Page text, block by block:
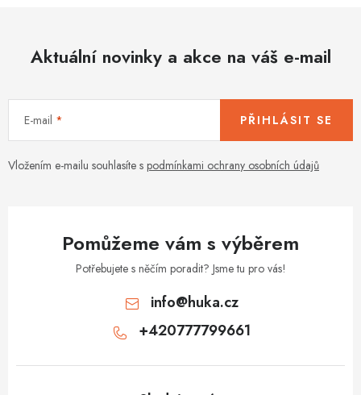
í
r
v
Aktuální novinky a akce na váš e-mail
E-mail
Vložením e-mailu souhlasíte s podmínkami ochrany osobních údajů
PŘIHLÁSIT SE
Pomůžeme vám s výběrem
Potřebujete s něčím poradit? Jsme tu pro vás!
info@huka.cz
+420777799661